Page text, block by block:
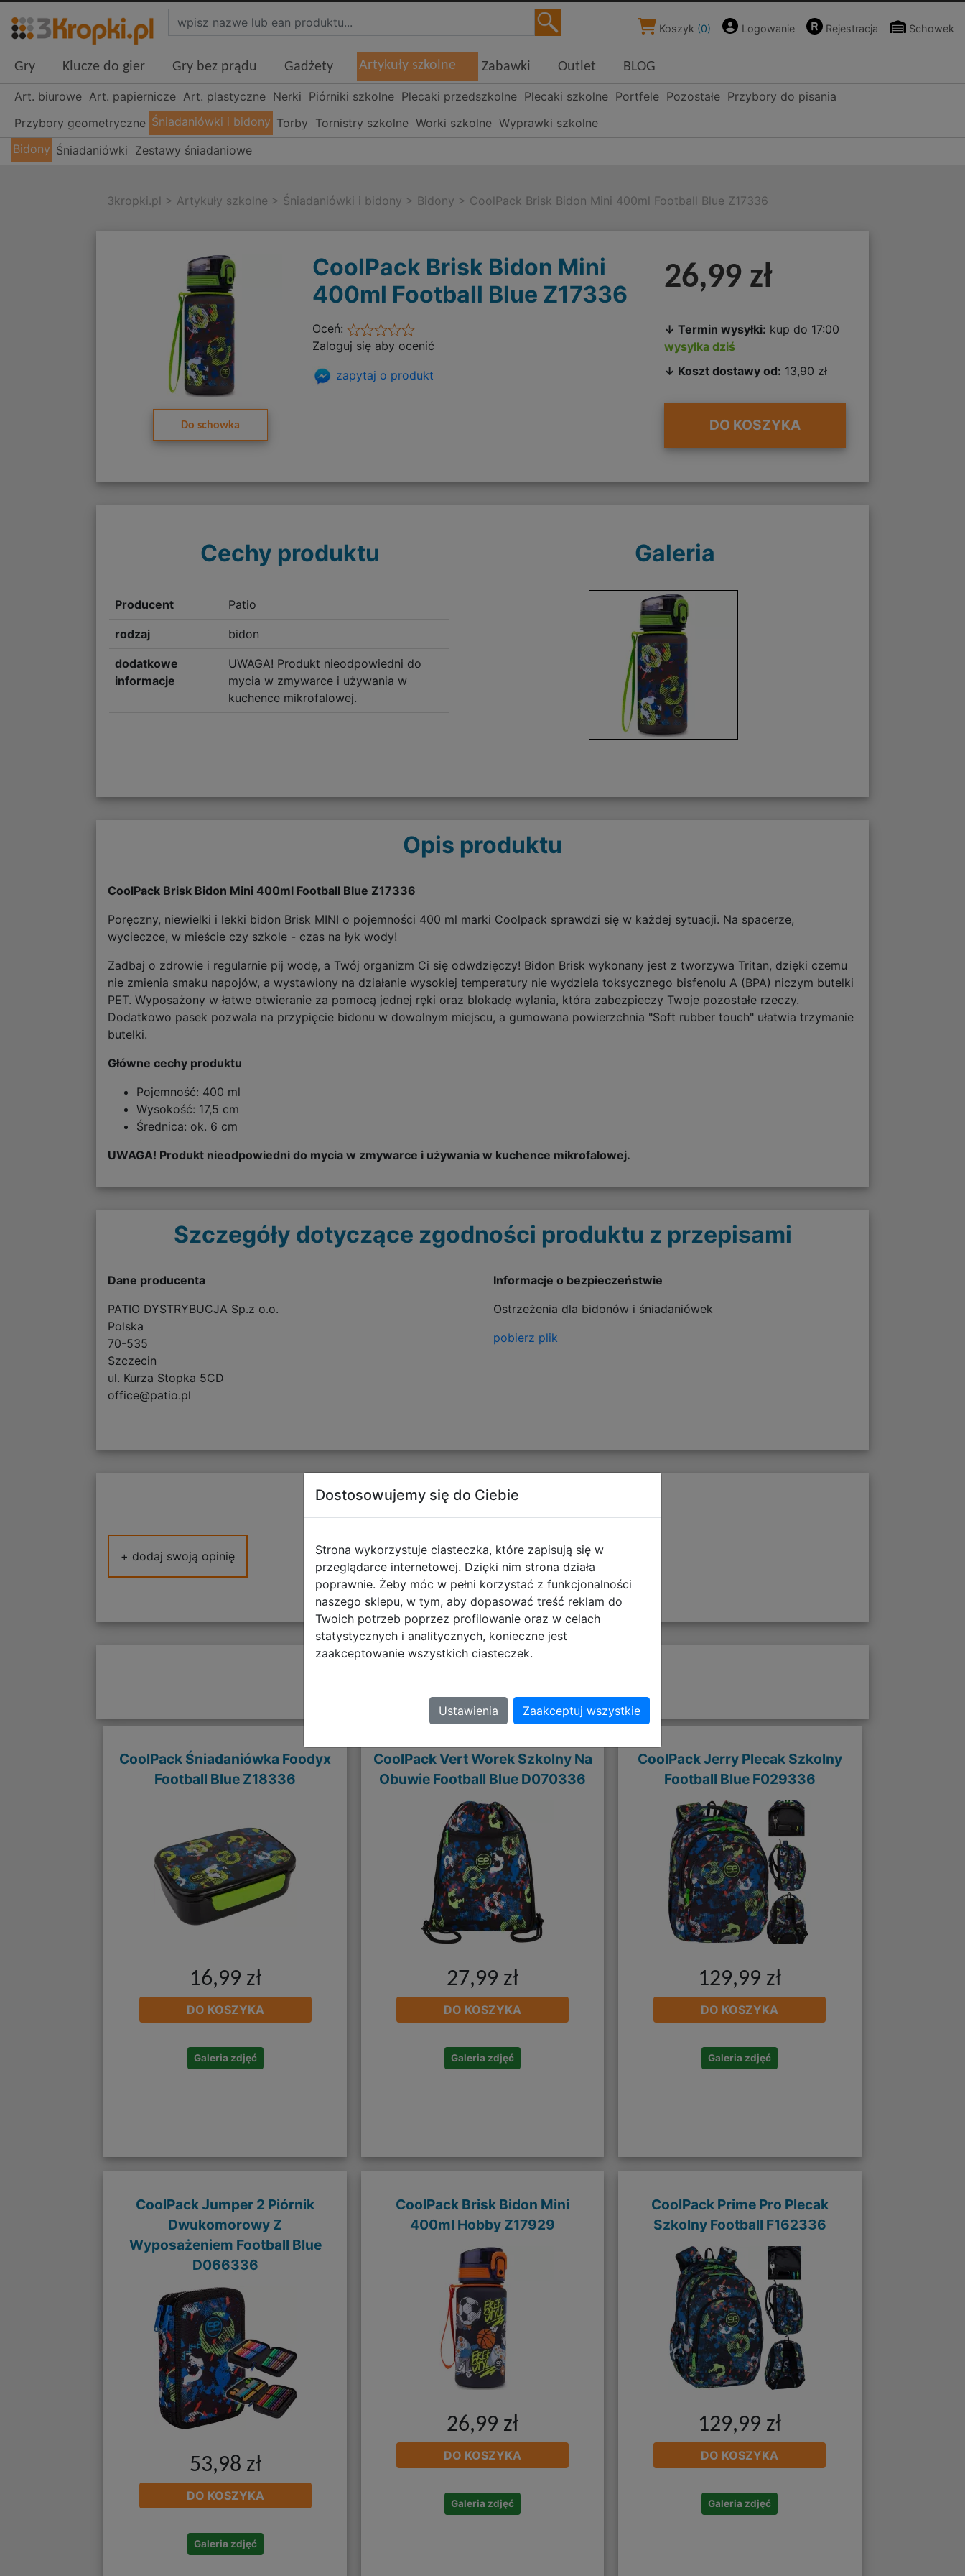
Koszyk (0) Logowanie Rejestracja Schowek
Gry Klucze do gier Gry bez prądu Gadżety Artykuły szkolne Zabawki Outlet BLOG
Art. biurowe Art. papiernicze Art. plastyczne Nerki Piórniki szkolne Plecaki przedszkolne Plecaki szkolne Portfele Pozostałe Przybory do pisania
Przybory geometryczne Śniadaniówki i bidony Torby Tornistry szkolne Worki szkolne Wyprawki szkolne
Bidony Śniadaniówki Zestawy śniadaniowe
3kropki.pl > Artykuły szkolne > Śniadaniówki i bidony > Bidony > CoolPack Brisk Bidon Mini 400ml Football Blue Z17336
Do schowka
CoolPack Brisk Bidon Mini
400ml Football Blue Z17336
Oceń:
Zaloguj się aby ocenić
zapytaj o produkt
26,99 zł
↓ Termin wysyłki: kup do 17:00
wysyłka dziś
↓ Koszt dostawy od: 13,90 zł
DO KOSZYKA
Cechy produktu
Producent Patio
rodzaj bidon
dodatkowe
informacje
UWAGA! Produkt nieodpowiedni do
mycia w zmywarce i używania w
kuchence mikrofalowej.
Galeria
Opis produktu
CoolPack Brisk Bidon Mini 400ml Football Blue Z17336
Poręczny, niewielki i lekki bidon Brisk MINI o pojemności 400 ml marki Coolpack sprawdzi się w każdej sytuacji. Na spacerze,
wycieczce, w mieście czy szkole - czas na łyk wody!
Zadbaj o zdrowie i regularnie pij wodę, a Twój organizm Ci się odwdzięczy! Bidon Brisk wykonany jest z tworzywa Tritan, dzięki czemu
nie zmienia smaku napojów, a wystawiony na działanie wysokiej temperatury nie wydziela toksycznego bisfenolu A (BPA) niczym butelki
PET. Wyposażony w łatwe otwieranie za pomocą jednej ręki oraz blokadę wylania, która zabezpieczy Twoje pozostałe rzeczy.
Dodatkowo pasek pozwala na przypięcie bidonu w dowolnym miejscu, a gumowana powierzchnia "Soft rubber touch" ułatwia trzymanie
butelki.
Główne cechy produktu
Pojemność: 400 ml
Wysokość: 17,5 cm
Średnica: ok. 6 cm
UWAGA! Produkt nieodpowiedni do mycia w zmywarce i używania w kuchence mikrofalowej.
Szczegóły dotyczące zgodności produktu z przepisami
Dane producenta
PATIO DYSTRYBUCJA Sp.z o.o.
Polska
70-535
Szczecin
ul. Kurza Stopka 5CD
office@patio.pl
Informacje o bezpieczeństwie
Ostrzeżenia dla bidonów i śniadaniówek
pobierz plik
Opinie o produkcie
+ dodaj swoją opinię
Polecane
CoolPack Śniadaniówka Foodyx
Football Blue Z18336
16,99 zł
DO KOSZYKA
Galeria zdjęć
CoolPack Vert Worek Szkolny Na
Obuwie Football Blue D070336
27,99 zł
DO KOSZYKA
Galeria zdjęć
CoolPack Jerry Plecak Szkolny
Football Blue F029336
129,99 zł
DO KOSZYKA
Galeria zdjęć
CoolPack Jumper 2 Piórnik
Dwukomorowy Z
Wyposażeniem Football Blue
D066336
53,98 zł
DO KOSZYKA
Galeria zdjęć
CoolPack Brisk Bidon Mini
400ml Hobby Z17929
26,99 zł
DO KOSZYKA
Galeria zdjęć
CoolPack Prime Pro Plecak
Szkolny Football F162336
129,99 zł
DO KOSZYKA
Galeria zdjęć
Dostosowujemy się do Ciebie
Strona wykorzystuje ciasteczka, które zapisują się w
przeglądarce internetowej. Dzięki nim strona działa
poprawnie. Żeby móc w pełni korzystać z funkcjonalności
naszego sklepu, w tym, aby dopasować treść reklam do
Twoich potrzeb poprzez profilowanie oraz w celach
statystycznych i analitycznych, konieczne jest
zaakceptowanie wszystkich ciasteczek.
Ustawienia Zaakceptuj wszystkie